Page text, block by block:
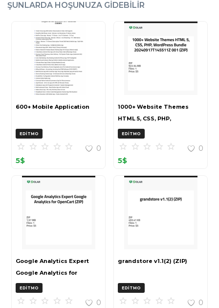
ŞUNLARDA HOŞUNUZA GIDEBILIR
600+ Mobile Application
EDITMO
0
5$
1000+ Website Themes
HTML 5, CSS, PHP,
WordPress Bundle
20240917T145511Z 001 (ZIP)
EDITMO
0
5$
Google Analytics Expert
Google Analytics for
OpenCart (ZIP)
EDITMO
0
grandstore v1.1(2) (ZIP)
EDITMO
0